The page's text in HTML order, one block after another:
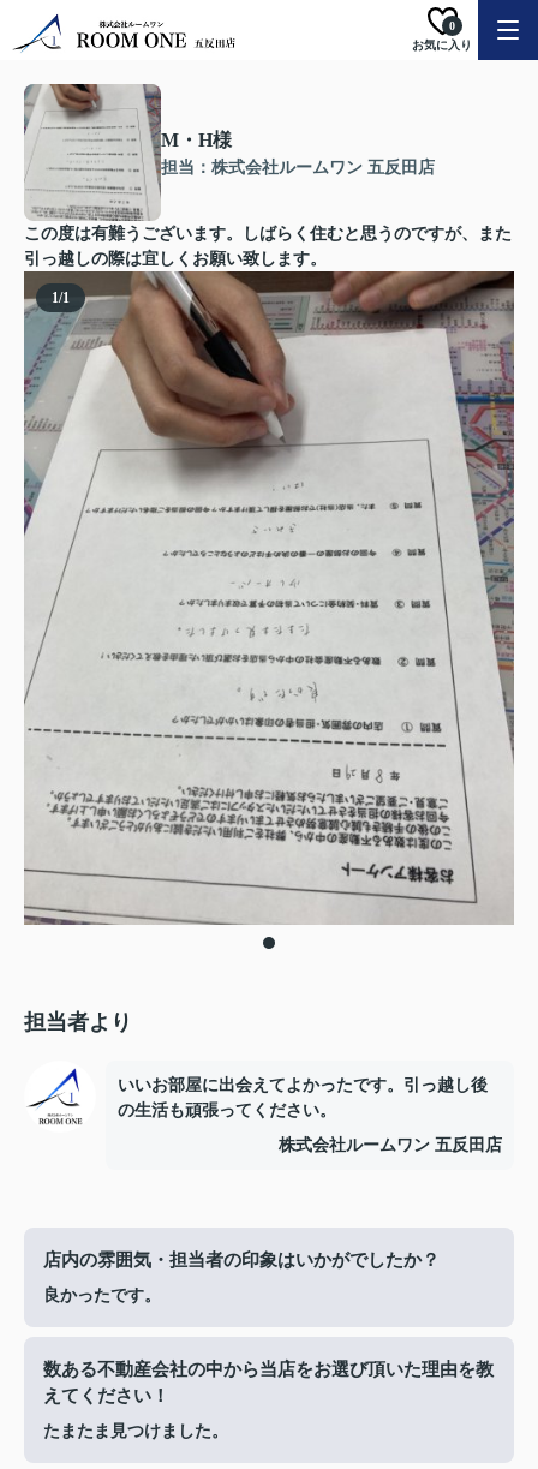
お気に入り
0
M・H様
担当：株式会社ルームワン 五反田店
この度は有難うございます。しばらく住むと思うのですが、また
引っ越しの際は宜しくお願い致します。
1/1
担当者より
いいお部屋に出会えてよかったです。引っ越し後
の生活も頑張ってください。
株式会社ルームワン 五反田店
店内の雰囲気・担当者の印象はいかがでしたか？
良かったです。
数ある不動産会社の中から当店をお選び頂いた理由を教
えてください！
たまたま見つけました。